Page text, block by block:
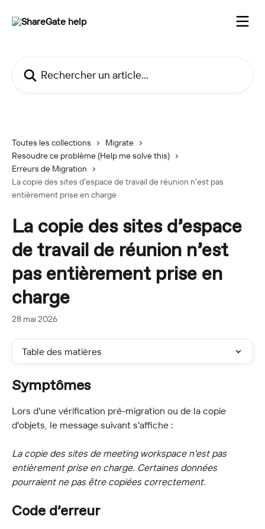
Toutes les collections
Migrate
Resoudre ce problème (Help me solve this)
Erreurs de Migration
La copie des sites d’espace de travail de réunion n’est pas
entièrement prise en charge
La copie des sites d’espace
de travail de réunion n’est
pas entièrement prise en
charge
28 mai 2026
Table des matières
Symptômes
Lors d'une vérification pré-migration ou de la copie
d'objets, le message suivant s'affiche :
La copie des sites de meeting workspace n'est pas
entièrement prise en charge. Certaines données
pourraient ne pas être copiées correctement.
Code d’erreur